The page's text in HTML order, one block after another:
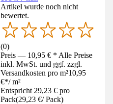
Artikel wurde noch nicht
bewertet.
(0)
Preis — 10,95 € * Alle Preise
inkl. MwSt. und ggf. zzgl.
Versandkosten pro m²10,95
€*/ m²
Entspricht 29,23 € pro
Pack(29,23 €/ Pack)